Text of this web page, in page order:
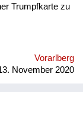
Trumpfkarte zu
Vorarlberg
November 2020